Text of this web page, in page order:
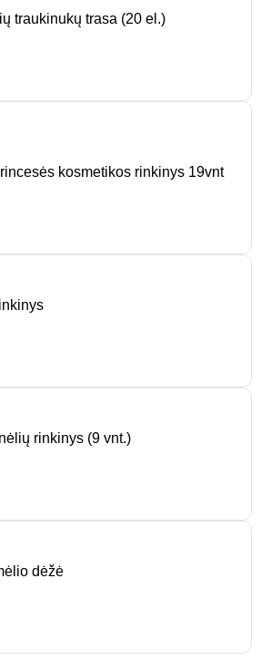
traukinukų trasa (20 el.)
kosmetikos rinkinys 19vnt
rinkinys (9 vnt.)
dėžė